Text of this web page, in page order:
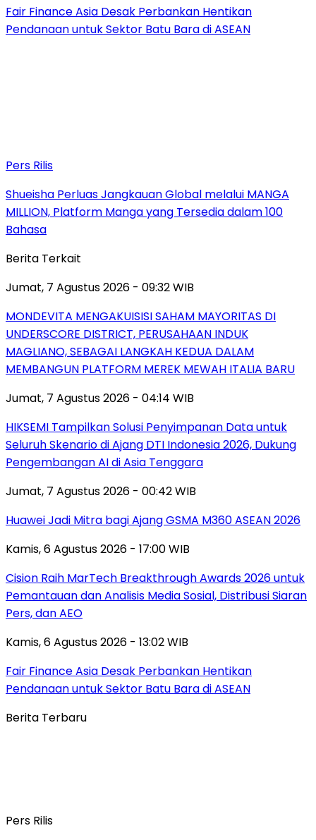
Fair Finance Asia Desak Perbankan Hentikan
Pendanaan untuk Sektor Batu Bara di ASEAN
Pers Rilis
Shueisha Perluas Jangkauan Global melalui MANGA
MILLION, Platform Manga yang Tersedia dalam 100
Bahasa
Berita Terkait
Jumat, 7 Agustus 2026 - 09:32 WIB
MONDEVITA MENGAKUISISI SAHAM MAYORITAS DI
UNDERSCORE DISTRICT, PERUSAHAAN INDUK
MAGLIANO, SEBAGAI LANGKAH KEDUA DALAM
MEMBANGUN PLATFORM MEREK MEWAH ITALIA BARU
Jumat, 7 Agustus 2026 - 04:14 WIB
HIKSEMI Tampilkan Solusi Penyimpanan Data untuk
Seluruh Skenario di Ajang DTI Indonesia 2026, Dukung
Pengembangan AI di Asia Tenggara
Jumat, 7 Agustus 2026 - 00:42 WIB
Huawei Jadi Mitra bagi Ajang GSMA M360 ASEAN 2026
Kamis, 6 Agustus 2026 - 17:00 WIB
Cision Raih MarTech Breakthrough Awards 2026 untuk
Pemantauan dan Analisis Media Sosial, Distribusi Siaran
Pers, dan AEO
Kamis, 6 Agustus 2026 - 13:02 WIB
Fair Finance Asia Desak Perbankan Hentikan
Pendanaan untuk Sektor Batu Bara di ASEAN
Berita Terbaru
Pers Rilis